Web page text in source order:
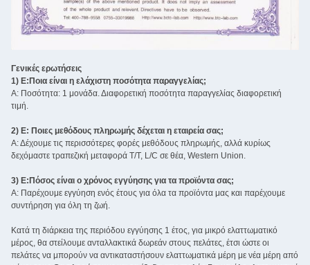
Γενικές ερωτήσεις
1) Ε:Ποια είναι η ελάχιστη ποσότητα παραγγελίας;
Α: Ποσότητα: 1 μονάδα. Διαφορετική ποσότητα παραγγελίας διαφορετική
τιμή.
2) Ε: Ποιες μεθόδους πληρωμής δέχεται η εταιρεία σας;
Α: Δέχουμε τις περισσότερες φορές μεθόδους πληρωμής, αλλά κυρίως
δεχόμαστε τραπεζική μεταφορά T/T, L/C σε θέα, Western Union.
3) Ε:Πόσος είναι ο χρόνος εγγύησης για τα προϊόντα σας;
Α: Παρέχουμε εγγύηση ενός έτους για όλα τα προϊόντα μας και παρέχουμε
συντήρηση για όλη τη ζωή.
Κατά τη διάρκεια της περιόδου εγγύησης 1 έτος, για μικρό ελαττωματικό
μέρος, θα στείλουμε ανταλλακτικά δωρεάν στους πελάτες, έτσι ώστε οι
πελάτες να μπορούν να αντικαταστήσουν ελαττωματικά μέρη με νέα μέρη από